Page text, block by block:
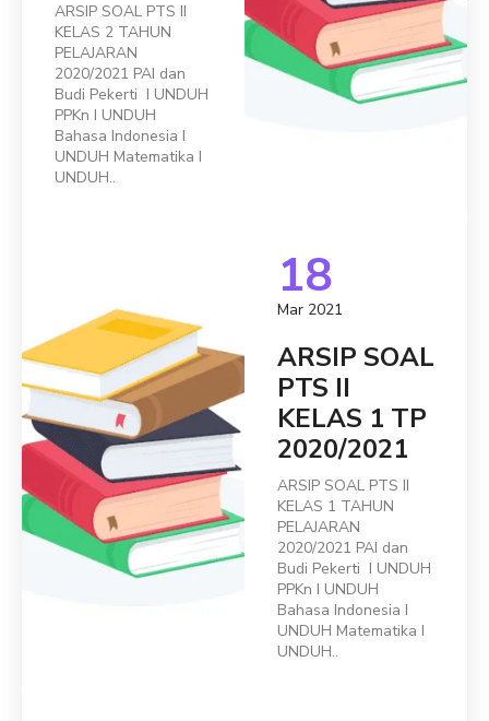
ARSIP SOAL PTS II
KELAS 2 TAHUN
PELAJARAN
2020/2021 PAI dan
Budi Pekerti I UNDUH
PPKn I UNDUH
Bahasa Indonesia I
UNDUH Matematika I
UNDUH..
18
Mar 2021
ARSIP SOAL
PTS II
KELAS 1 TP
2020/2021
ARSIP SOAL PTS II
KELAS 1 TAHUN
PELAJARAN
2020/2021 PAI dan
Budi Pekerti I UNDUH
PPKn I UNDUH
Bahasa Indonesia I
UNDUH Matematika I
UNDUH..